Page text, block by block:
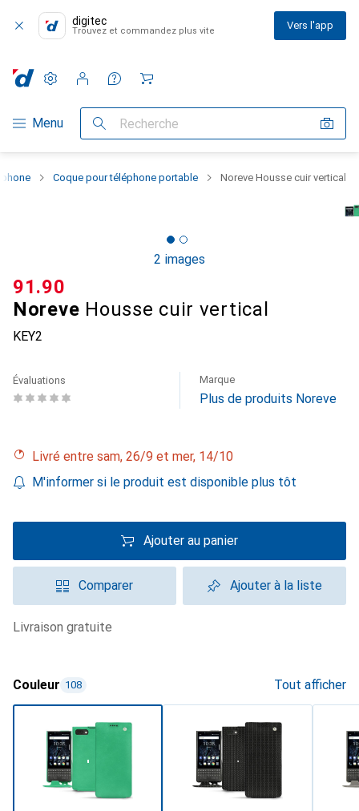
digitec
Trouvez et commandez plus vite Vers l'app
Navigation par catégorie
Menu Recherche
Paramètres
Compte client
Listes de comparaison
Listes d'envies
Panier
Coque pour téléphone portable Noreve Housse cuir vertical
2 images
Noreve Housse cuir vertical
KEY2
CHF
91.90
Évaluations Marque
Plus de produits Noreve
Livré entre sam, 26/9 et mer, 14/10
M'informer si le produit est disponible plus tôt
Ajouter au panier
Comparer Ajouter à la liste
livraison gratuite
Couleur 108 Tout afficher